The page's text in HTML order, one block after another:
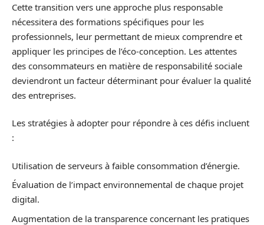
Cette transition vers une approche plus responsable
nécessitera des formations spécifiques pour les
professionnels, leur permettant de mieux comprendre et
appliquer les principes de l’éco-conception. Les attentes
des consommateurs en matière de responsabilité sociale
deviendront un facteur déterminant pour évaluer la qualité
des entreprises.
Les stratégies à adopter pour répondre à ces défis incluent
:
Utilisation de serveurs à faible consommation d’énergie.
Évaluation de l’impact environnemental de chaque projet
digital.
Augmentation de la transparence concernant les pratiques